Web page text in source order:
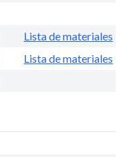
Lista de materiales
Lista de materiales